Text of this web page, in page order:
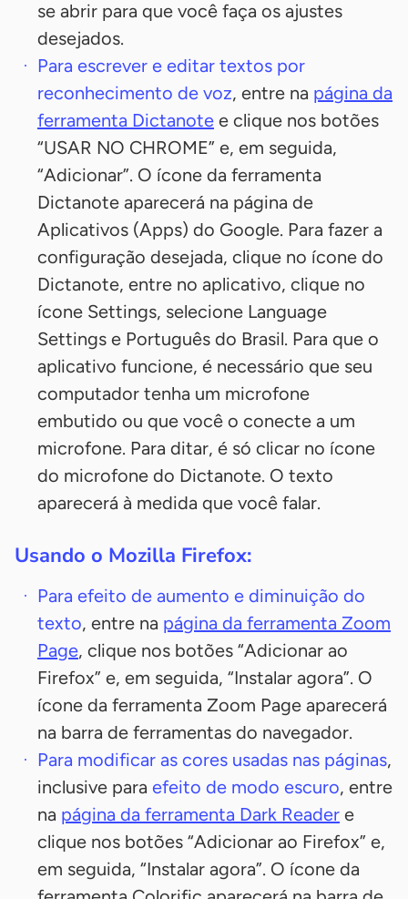
se abrir para que você faça os ajustes
desejados.
Para escrever e editar textos por
reconhecimento de voz, entre na página da
ferramenta Dictanote e clique nos botões
“USAR NO CHROME” e, em seguida,
“Adicionar”. O ícone da ferramenta
Dictanote aparecerá na página de
Aplicativos (Apps) do Google. Para fazer a
configuração desejada, clique no ícone do
Dictanote, entre no aplicativo, clique no
ícone Settings, selecione Language
Settings e Português do Brasil. Para que o
aplicativo funcione, é necessário que seu
computador tenha um microfone
embutido ou que você o conecte a um
microfone. Para ditar, é só clicar no ícone
do microfone do Dictanote. O texto
aparecerá à medida que você falar.
Usando o Mozilla Firefox:
Para efeito de aumento e diminuição do
texto, entre na página da ferramenta Zoom
Page, clique nos botões “Adicionar ao
Firefox” e, em seguida, “Instalar agora”. O
ícone da ferramenta Zoom Page aparecerá
na barra de ferramentas do navegador.
Para modificar as cores usadas nas páginas,
inclusive para efeito de modo escuro, entre
na página da ferramenta Dark Reader e
clique nos botões “Adicionar ao Firefox” e,
em seguida, “Instalar agora”. O ícone da